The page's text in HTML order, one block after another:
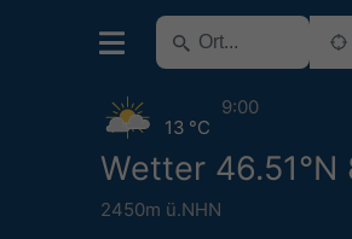
Wetter 46.51°N
2450m ü.NHN
13 °C
9:00